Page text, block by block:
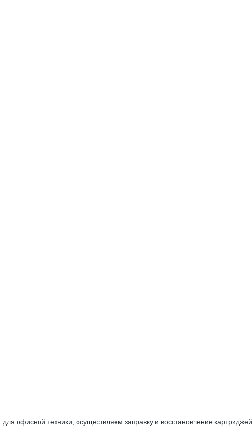
офисной техники, осуществляем заправку и восстановление картриджей